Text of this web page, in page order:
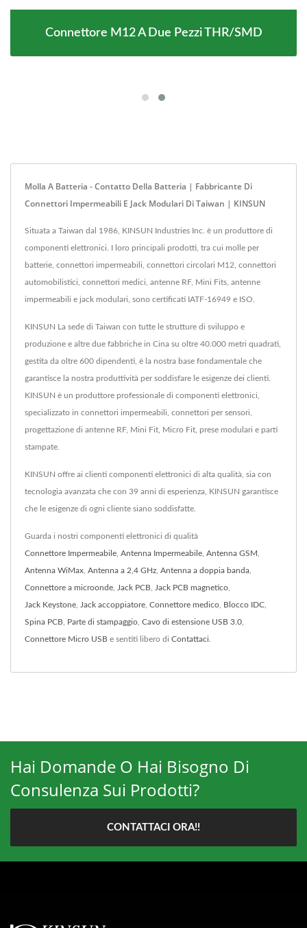
Connettore M12 A Due Pezzi THR/SMD
Molla A Batteria - Contatto Della Batteria | Fabbricante Di
Connettori Impermeabili E Jack Modulari Di Taiwan | KINSUN
Situata a Taiwan dal 1986, KINSUN Industries Inc. è un produttore di
componenti elettronici. I loro principali prodotti, tra cui molle per
batterie, connettori impermeabili, connettori circolari M12, connettori
automobilistici, connettori medici, antenne RF, Mini Fits, antenne
impermeabili e jack modulari, sono certificati IATF-16949 e ISO.
KINSUN La sede di Taiwan con tutte le strutture di sviluppo e
produzione e altre due fabbriche in Cina su oltre 40.000 metri quadrati,
gestita da oltre 600 dipendenti, è la nostra base fondamentale che
garantisce la nostra produttività per soddisfare le esigenze dei clienti.
KINSUN è un produttore professionale di componenti elettronici,
specializzato in connettori impermeabili, connettori per sensori,
progettazione di antenne RF, Mini Fit, Micro Fit, prese modulari e parti
stampate.
KINSUN offre ai clienti componenti elettronici di alta qualità, sia con
tecnologia avanzata che con 39 anni di esperienza, KINSUN garantisce
che le esigenze di ogni cliente siano soddisfatte.
Guarda i nostri componenti elettronici di qualità
Connettore Impermeabile Antenna Impermeabile Antenna GSM
Antenna WiMax Antenna a 2,4 GHz Antenna a doppia banda
Connettore a microonde Jack PCB Jack PCB magnetico
Jack Keystone Jack accoppiatore Connettore medico Blocco IDC
Spina PCB Parte di stampaggio Cavo di estensione USB 3.0
Connettore Micro USB e sentiti libero di Contattaci
Hai Domande O Hai Bisogno Di
Consulenza Sui Prodotti?
CONTATTACI ORA!!